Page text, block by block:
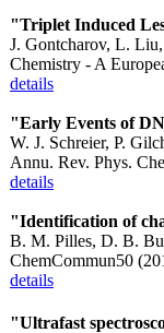
"Triplet Induced
J. Gontcharov, L.
Chemistry - A
details
"Early Events of
W. J. Schreier, P.
Annu. Rev. Phys.
details
"Identification of
B. M. Pilles, D. B.
ChemCommun50
details
"Ultrafast